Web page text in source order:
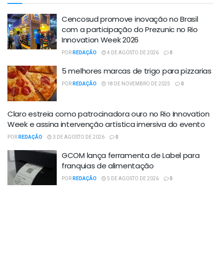
Cencosud promove inovação no Brasil
com a participação do Prezunic no Rio
Innovation Week 2026
PORREDAÇÃO 4 DE AGOSTO DE 2026 0
5 melhores marcas de trigo para pizzarias
PORREDAÇÃO 18 DE NOVEMBRO DE 2025 0
Claro estreia como patrocinadora ouro no Rio Innovation
Week e assina intervenção artística imersiva do evento
PORREDAÇÃO 3 DE AGOSTO DE 2026 0
GCOM lança ferramenta de Label para
franquias de alimentação
PORREDAÇÃO 5 DE AGOSTO DE 2026 0